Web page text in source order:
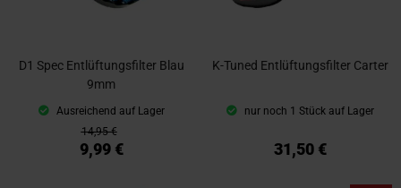
D1 Spec Entlüftungsfilter Blau
9mm
Ausreichend auf Lager
14,95 €
9,99 €
K-Tuned Entlüftungsfilter Carter
nur noch 1 Stück auf Lager
31,50 €